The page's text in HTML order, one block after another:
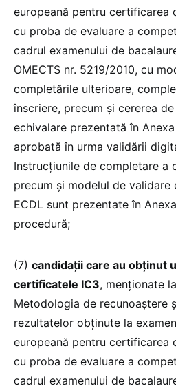
europeană pentru certificarea
cu proba de evaluare a
cadrul examenului de
OMECTS nr. 5219/2010, cu
completările ulterioare,
înscriere, precum și cererea
echivalare prezentată în
aprobată în urma validării
Instrucțiunile de completare a
precum și modelul de
ECDL sunt prezentate în
procedură;
(7) candidații care au obținut
certificatele IC3, menționate
Metodologia de recunoaștere
rezultatelor obținute la
europeană pentru certificarea
cu proba de evaluare a
cadrul examenului de